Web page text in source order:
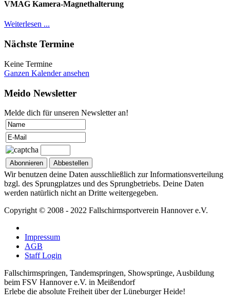
VMAG Kamera-Magnethalterung
Weiterlesen ...
Nächste Termine
Keine Termine
Ganzen Kalender ansehen
Meido Newsletter
Melde dich für unseren Newsletter an!
Wir benutzen deine Daten ausschließlich zur Informationsverteilung
bzgl. des Sprungplatzes und des Sprungbetriebs. Deine Daten
werden natürlich nicht an Dritte weitergegeben.
Copyright © 2008 - 2022 Fallschirmsportverein Hannover e.V.
Impressum
AGB
Staff Login
Fallschirmspringen, Tandemspringen, Showsprünge, Ausbildung
beim FSV Hannover e.V. in Meißendorf
Erlebe die absolute Freiheit über der Lüneburger Heide!